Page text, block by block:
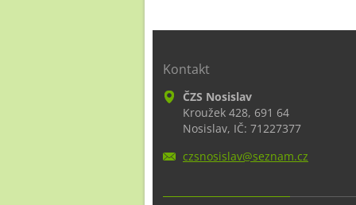
Kontakt
ČZS Nosislav
Kroužek 428, 691 64
Nosislav, IČ: 71227377
czsnosislav@seznam.cz